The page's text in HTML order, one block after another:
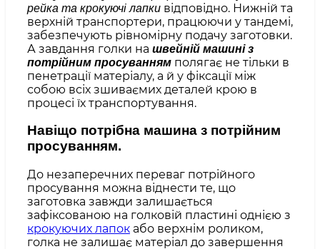
рейка та крокуючі лапки відповідно. Нижній та
верхній транспортери, працюючи у тандемі,
забезпечують рівномірну подачу заготовки.
А завдання голки на швейній машині з
потрійним просуванням полягає не тільки в
пенетрації матеріалу, а й у фіксації між
собою всіх зшиваємих деталей крою в
процесі їх транспортування.
Навіщо потрібна машина з потрійним
просуванням.
До незаперечних переваг потрійного
просування можна віднести те, що
заготовка завжди залишається
зафіксованою на голковій пластині однією з
крокуючих лапок або верхнім роликом,
голка не залишає матеріал до завершення